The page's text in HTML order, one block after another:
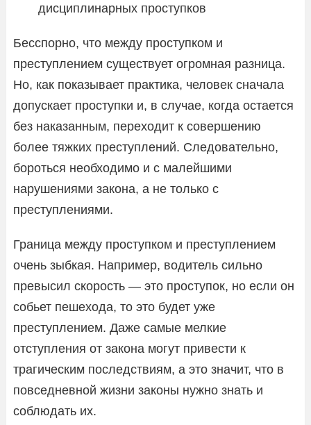
дисциплинарных проступков
Бесспорно, что между проступком и
преступлением существует огромная разница.
Но, как показывает практика, человек сначала
допускает проступки и, в случае, когда остается
без наказанным, переходит к совершению
более тяжких преступлений. Следовательно,
бороться необходимо и с малейшими
нарушениями закона, а не только с
преступлениями.
Граница между проступком и преступлением
очень зыбкая. Например, водитель сильно
превысил скорость — это проступок, но если он
собьет пешехода, то это будет уже
преступлением. Даже самые мелкие
отступления от закона могут привести к
трагическим последствиям, а это значит, что в
повседневной жизни законы нужно знать и
соблюдать их.